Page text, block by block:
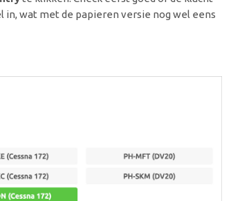
in, wat met de papieren versie nog wel eens